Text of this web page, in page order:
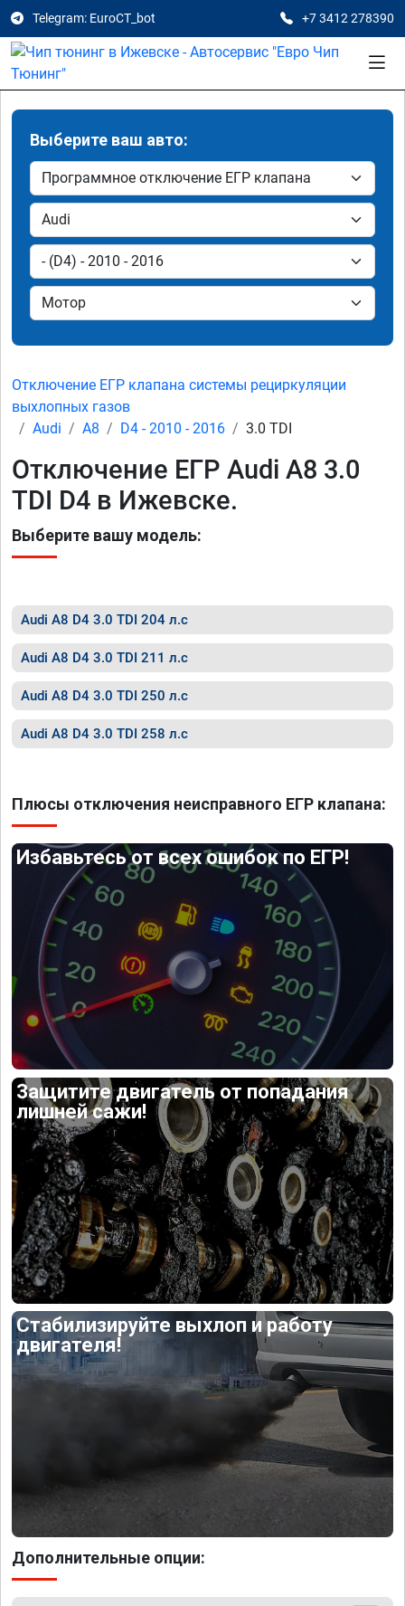
Telegram: EuroCT_bot +7 3412 278390
Выберите ваш авто:
Отключение ЕГР клапана системы рециркуляции
выхлопных газов
Audi
A8 D4 - 2010 - 2016 3.0 TDI
Отключение ЕГР Audi A8 3.0
TDI D4 в Ижевске.
Выберите вашу модель:
Audi A8 D4 3.0 TDI 204 л.с
Audi A8 D4 3.0 TDI 211 л.с
Audi A8 D4 3.0 TDI 250 л.с
Audi A8 D4 3.0 TDI 258 л.с
Плюсы отключения неисправного ЕГР клапана:
Избавьтесь от всех ошибок по ЕГР!
Защитите двигатель от попадания
лишней сажи!
Стабилизируйте выхлоп и работу
двигателя!
Дополнительные опции: